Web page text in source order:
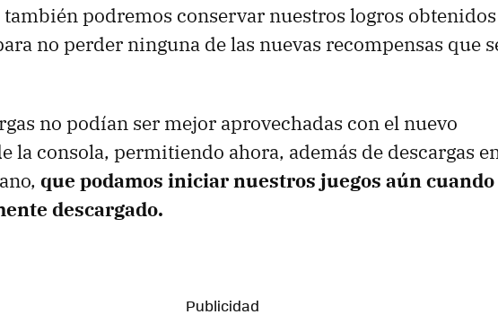
también podremos conservar nuestros logros
no perder ninguna de las nuevas recompensas que
no podían ser mejor aprovechadas con el nuevo
la consola, permitiendo ahora, además de descargas
que podamos iniciar nuestros juegos aún
descargado.